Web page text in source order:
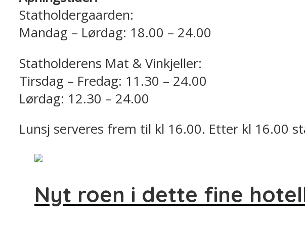
Statholdergaarden:
Mandag – Lørdag: 18.00 – 24.00
Statholderens Mat & Vinkjeller:
Tirsdag – Fredag: 11.30 – 24.00
Lørdag: 12.30 – 24.00
Lunsj serveres frem til kl 16.00. Etter kl 16.00
Nyt roen i dette fine